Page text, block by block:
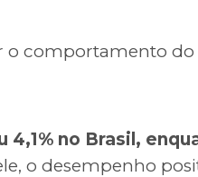
o comportamento
no Brasil,
o desempenho